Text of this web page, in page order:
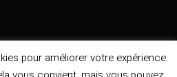
pour améliorer votre expérience.